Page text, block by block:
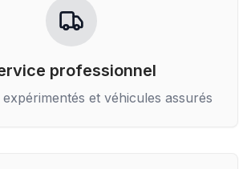
professionnel
et véhicules assurés